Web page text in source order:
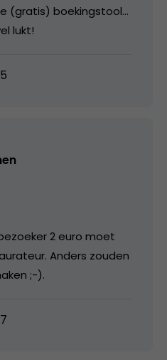
(gratis) boekingstool…
lukt!
2 euro moet
Anders zouden
;-).